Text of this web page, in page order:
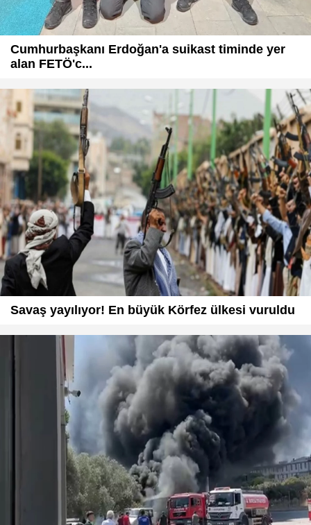
Cumhurbaşkanı Erdoğan'a suikast timinde yer
alan FETÖ'c...
Savaş yayılıyor! En büyük Körfez ülkesi vuruldu